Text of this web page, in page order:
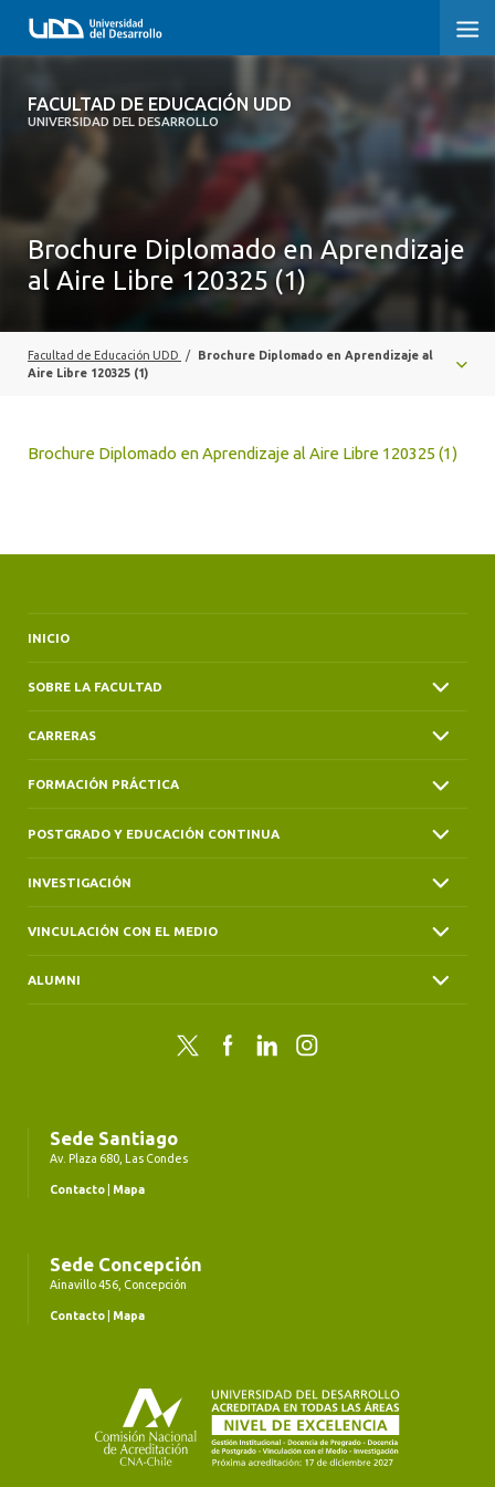
FACULTAD DE EDUCACIÓN UDD
UNIVERSIDAD DEL DESARROLLO
FACULTAD DE EDUCACIÓN UDD
CARRERAS
POSTGRADO Y EDUCACIÓN CONTINUA
VINCULACIÓN CON EL MEDIO
Brochure Diplomado en Aprendizaje
al Aire Libre 120325 (1)
Facultad de Educación UDD /
Brochure Diplomado en Aprendizaje al
Aire Libre 120325 (1)
Brochure Diplomado en Aprendizaje al Aire Libre 120325 (1)
INICIO
SOBRE LA FACULTAD
CARRERAS
FORMACIÓN PRÁCTICA
POSTGRADO Y EDUCACIÓN CONTINUA
INVESTIGACIÓN
VINCULACIÓN CON EL MEDIO
ALUMNI
Twitter FacebookLinkedInInstagram
Sede Santiago
Av. Plaza 680, Las Condes
Contacto Mapa
Sede Concepción
Ainavillo 456, Concepción
Contacto Mapa